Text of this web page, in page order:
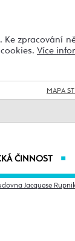
zpracování
Více
MAPA
ČINNOST ■
Jacquese